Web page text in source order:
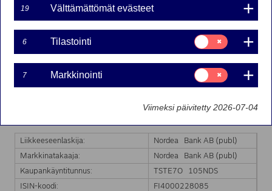
19-01-2017 12:01
Nordea Bank Ab (publ):n liikkeeseenlaskeman Turbo-
hinnan saavutettua Turbo-warrantin knock-out tason.
Markkinatakauksen päättyminen koskee seuraavaa
Liikkeeseenlaskija:
Nordea Bank AB (publ)
Markkinatakaaja:
Nordea Bank AB (publ)
Kaupankäyntitunnus:
TSTE7O 105NDS
ISIN-koodi:
FI4000228085
19 Välttämättömät evästeet
6 Tilastointi
Suostumusvalinta:
Tilastointi
7 Markkinointi
Suostumusvalinta:
Markkinointi
Viimeksi päivitetty 2026-07-04